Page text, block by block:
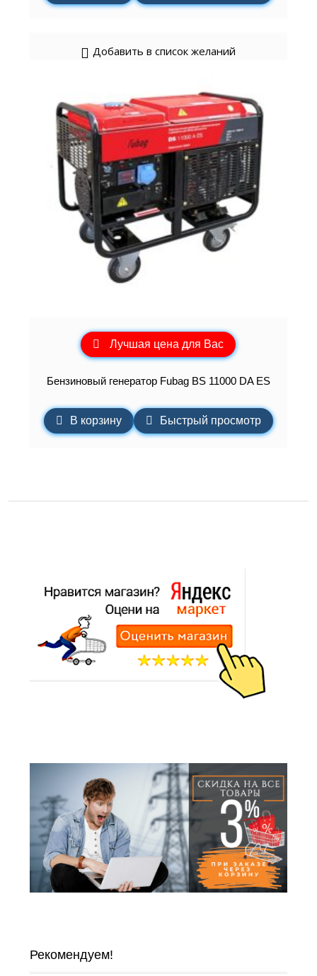
Добавить в список желаний
Лучшая цена для Вас
Бензиновый генератор Fubag BS 11000 DA ES
В корзину Быстрый просмотр
Рекомендуем!